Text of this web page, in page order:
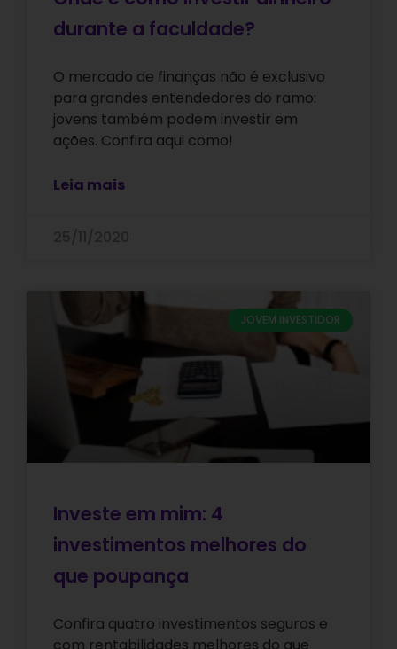
durante a faculdade?
O mercado de finanças não é exclusivo
para grandes entendedores do ramo:
jovens também podem investir em
ações. Confira aqui como!
Leia mais
JOVEM INVESTIDOR
Investe em mim: 4
investimentos melhores do
que poupança
Confira quatro investimentos seguros e